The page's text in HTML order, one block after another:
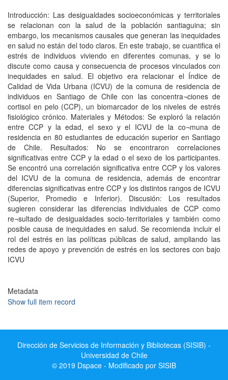
Introducción: Las desigualdades socioeconómicas y territoriales
se relacionan con la salud de la población santiaguina; sin
embargo, los mecanismos causales que generan las inequidades
en salud no están del todo claros. En este trabajo, se cuantifica el
estrés de individuos viviendo en diferentes comunas, y se lo
discute como causa y consecuencia de procesos vinculados con
inequidades en salud. El objetivo era relacionar el Índice de
Calidad de Vida Urbana (ICVU) de la comuna de residencia de
individuos en Santiago de Chile con las concentra¬ciones de
cortisol en pelo (CCP), un biomarcador de los niveles de estrés
fisiológico crónico. Materiales y Métodos: Se exploró la relación
entre CCP y la edad, el sexo y el ICVU de la co¬muna de
residencia en 80 estudiantes de educación superior en Santiago
de Chile. Resultados: No se encontraron correlaciones
significativas entre CCP y la edad o el sexo de los participantes.
Se encontró una correlación significativa entre CCP y los valores
del ICVU de la comuna de residencia, además de encontrar
diferencias significativas entre CCP y los distintos rangos de ICVU
(Superior, Promedio e Inferior). Discusión: Los resultados
sugieren considerar las diferencias individuales de CCP como
re¬sultado de desigualdades socio-territoriales y también como
posible causa de inequidades en salud. Se recomienda incluir el
rol del estrés en las políticas públicas de salud, ampliando las
redes de apoyo y prevención de estrés en los sectores con bajo
ICVU
Metadata
Show full item record
Dirección de Servicios de Información y Bibliotecas (SISIB) -
Universidad de Chile
© 2019 Dspace - Modificado por SISIB